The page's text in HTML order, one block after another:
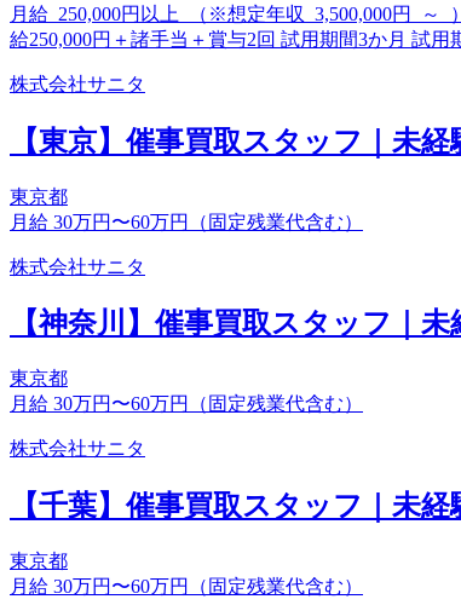
月給 250,000円以上 （※想定年収 3,500,000円 ～
給250,000円＋諸手当＋賞与2回 試用期間3か月 試
株式会社サニタ
【東京】催事買取スタッフ｜未
東京都
月給 30万円〜60万円（固定残業代含む）
株式会社サニタ
【神奈川】催事買取スタッフ｜
東京都
月給 30万円〜60万円（固定残業代含む）
株式会社サニタ
【千葉】催事買取スタッフ｜未
東京都
月給 30万円〜60万円（固定残業代含む）